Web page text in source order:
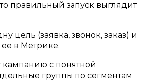
правильный запуск выглядит
цель (заявка, звонок, заказ) и
ее в Метрике.
кампанию с понятной
группы по сегментам